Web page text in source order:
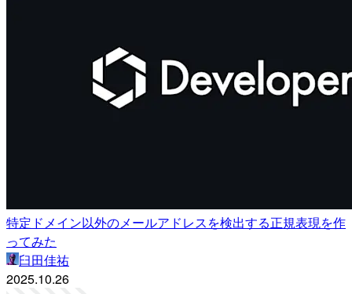
特定ドメイン以外のメールアドレスを検出する正規表現を作
ってみた
臼田佳祐
2025.10.26